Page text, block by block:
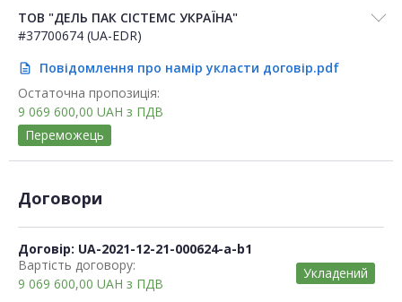
ТОВ "ДЕЛЬ ПАК СІСТЕМС УКРАЇНА"
#37700674 (UA-EDR)
description
Повідомлення про намір укласти договір.pdf
Остаточна пропозиція:
9 069 600,00 UAH з ПДВ
Переможець
Договори
Договір: UA-2021-12-21-000624-a-b1
Вартість договору:
9 069 600,00 UAH з ПДВ
Укладений